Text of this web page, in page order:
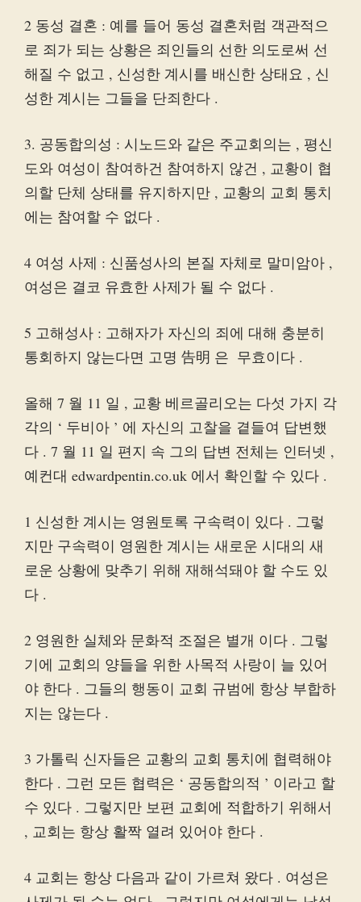
2 동성 결혼 : 예를 들어 동성 결혼처럼 객관적으
로 죄가 되는 상황은 죄인들의 선한 의도로써 선
해질 수 없고 , 신성한 계시를 배신한 상태요 , 신
성한 계시는 그들을 단죄한다 .
3. 공동합의성 : 시노드와 같은 주교회의는 , 평신
도와 여성이 참여하건 참여하지 않건 , 교황이 협
의할 단체 상태를 유지하지만 , 교황의 교회 통치
에는 참여할 수 없다 .
4 여성 사제 : 신품성사의 본질 자체로 말미암아 ,
여성은 결코 유효한 사제가 될 수 없다 .
5 고해성사 : 고해자가 자신의 죄에 대해 충분히
통회하지 않는다면 고명 告明 은 ​​ 무효이다 .
올해 7 월 11 일 , 교황 베르골리오는 다섯 가지 각
각의 ‘ 두비아 ’ 에 자신의 고찰을 곁들여 답변했
다 . 7 월 11 일 편지 속 그의 답변 전체는 인터넷 ,
예컨대 edwardpentin.co.uk 에서 확인할 수 있다 .
1 신성한 계시는 영원토록 구속력이 있다 . 그렇
지만 구속력이 영원한 계시는 새로운 시대의 새
로운 상황에 맞추기 위해 재해석돼야 할 수도 있
다 .
2 영원한 실체와 문화적 조절은 별개 이다 . 그렇
기에 교회의 양들을 위한 사목적 사랑이 늘 있어
야 한다 . 그들의 행동이 교회 규범에 항상 부합하
지는 않는다 .
3 가톨릭 신자들은 교황의 교회 통치에 협력해야
한다 . 그런 모든 협력은 ‘ 공동합의적 ’ 이라고 할
수 있다 . 그렇지만 보편 교회에 적합하기 위해서
, 교회는 항상 활짝 열려 있어야 한다 .
4 교회는 항상 다음과 같이 가르쳐 왔다 . 여성은